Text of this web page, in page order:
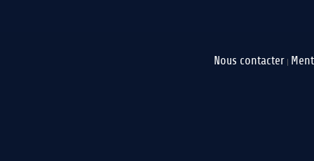
Nous contacter |